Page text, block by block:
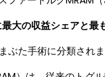
の収益シェアと最
た手術に分類されま